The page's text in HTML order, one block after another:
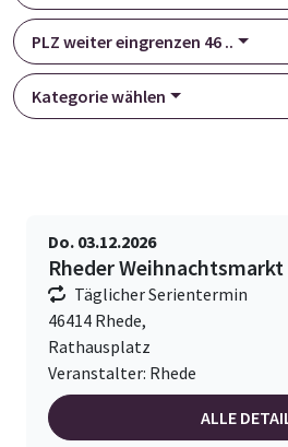
PLZ weiter eingrenzen 46 ..
Kategorie wählen
Do. 03.12.2026
Rheder Weihnachtsmarkt
Täglicher Serientermin
46414 Rhede,
Rathausplatz
Veranstalter: Rhede
ALLE